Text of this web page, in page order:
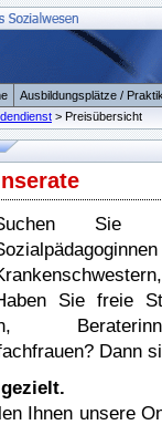
Ausbildungsplätze /
> Preisübersicht
Sie
Sie freie
Dann
Ihnen unsere